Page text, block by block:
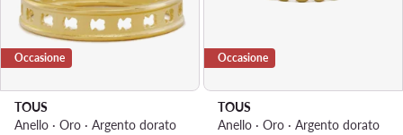
Occasione
TOUS
Anello · Oro · Argento dorato
Occasione
TOUS
Anello · Oro · Argento dorato